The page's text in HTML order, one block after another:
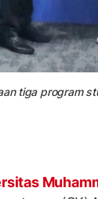
tiga program